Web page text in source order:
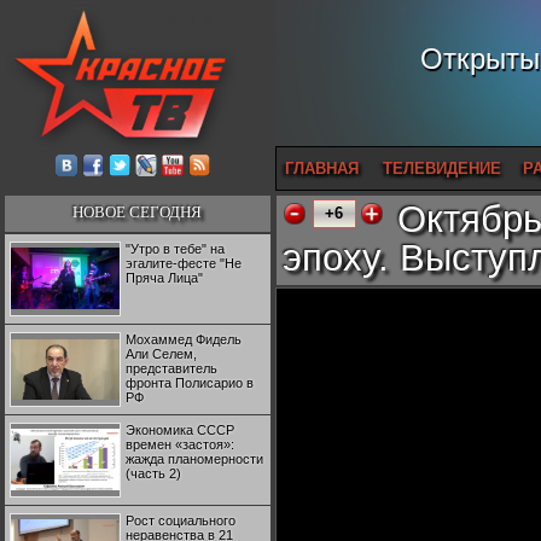
ГЛАВНАЯ ТЕЛЕВИДЕНИЕ
НОВОЕ СЕГОДНЯ
"Утро в тебе" на
эгалите-фесте "Не
Пряча Лица"
Мохаммед Фидель
Али Селем,
представитель
фронта Полисарио в
РФ
Экономика СССР
времен «застоя»:
жажда планомерности
(часть 2)
Рост социального
неравенства в 21
+6
эпоху.